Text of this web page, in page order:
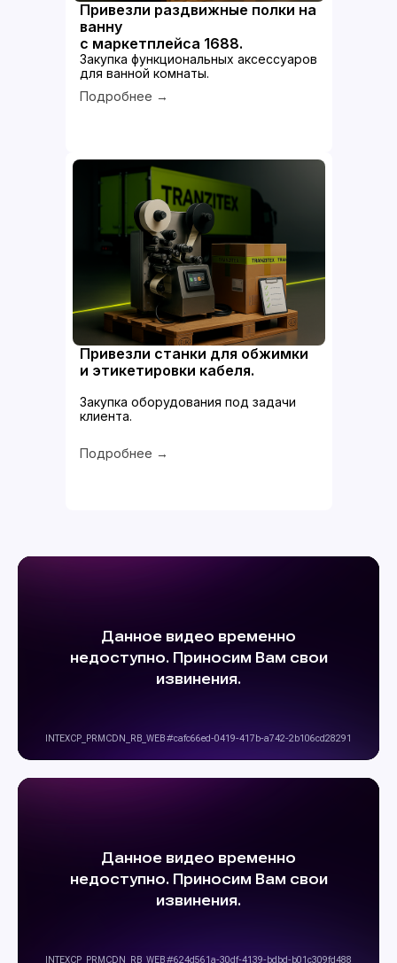
Привезли раздвижные полки на
ванну
с маркетплейса 1688.
Закупка функциональных аксессуаров
для ванной комнаты.
Подробнее →
Привезли станки для обжимки
и этикетировки кабеля.
Закупка оборудования под задачи
клиента.
Подробнее →